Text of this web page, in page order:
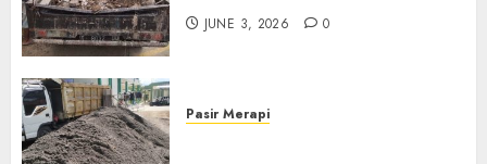
JUNE 3, 2026 0
Pasir Merapi